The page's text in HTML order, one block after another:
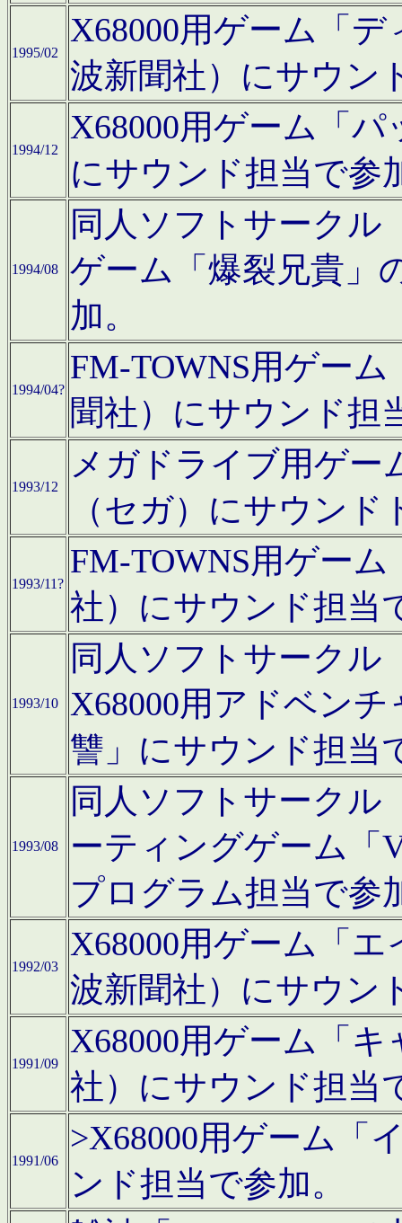
1995/02
X68000用ゲーム「
波新聞社）にサウン
1994/12
X68000用ゲーム「
にサウンド担当で参
1994/08
同人ソフトサークル
ゲーム「爆裂兄貴」
加。
1994/04?
FM-TOWNS用ゲー
聞社）にサウンド担
1993/12
メガドライブ用ゲー
（セガ）にサウン
1993/11?
FM-TOWNS用ゲー
社）にサウンド担当
1993/10
同人ソフトサークル
X68000用アドベン
讐」にサウンド担当
1993/08
同人ソフトサークル
ーティングゲーム「
プログラム担当で参
1992/03
X68000用ゲーム「
波新聞社）にサウン
1991/09
X68000用ゲーム「
社）にサウンド担当
1991/06
>X68000用ゲーム「
ンド担当で参加。